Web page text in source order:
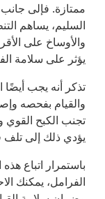
ممتازة. فإلى
السليم، يساهم
والأوساخ على
يؤثر على سلامة
تذكر أنه يجب أيضًا
والقيام بفحصه
تجنب الكبح القوي
يؤدي ذلك إلى تلف
باستمرار اتباع
الفرامل، يمكنك